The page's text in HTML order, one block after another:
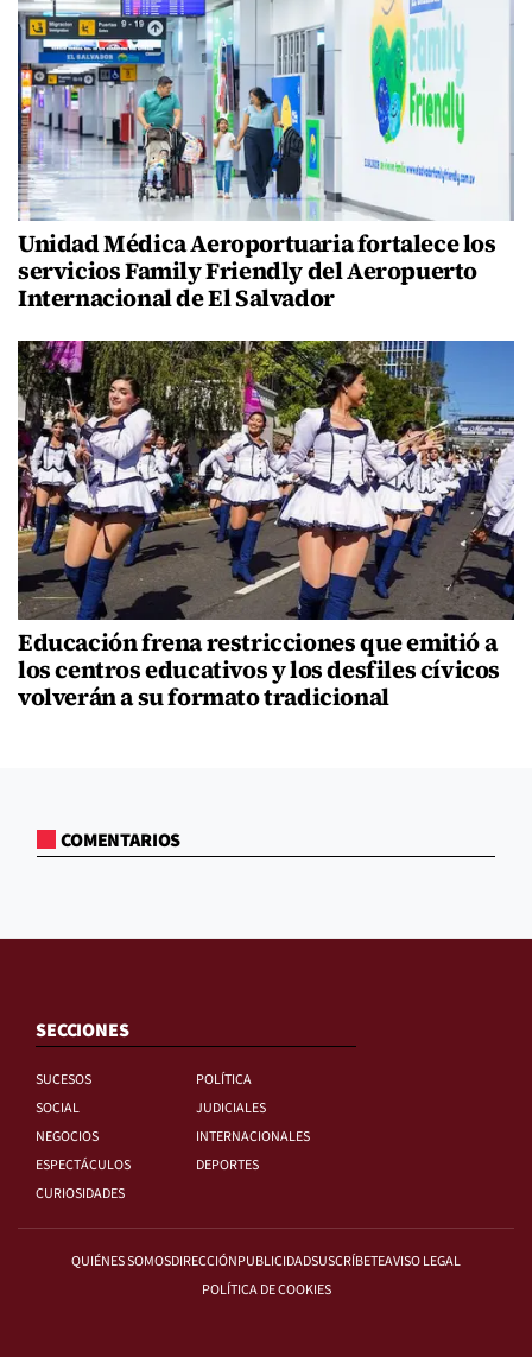
Unidad Médica Aeroportuaria fortalece los
servicios Family Friendly del Aeropuerto
Internacional de El Salvador
Educación frena restricciones que emitió a
los centros educativos y los desfiles cívicos
volverán a su formato tradicional
COMENTARIOS
SECCIONES
SUCESOS
POLÍTICA
SOCIAL
JUDICIALES
NEGOCIOS
INTERNACIONALES
ESPECTÁCULOS
DEPORTES
CURIOSIDADES
QUIÉNES SOMOSDIRECCIÓNPUBLICIDADSUSCRÍBETEAVISO LEGAL
POLÍTICA DE COOKIES